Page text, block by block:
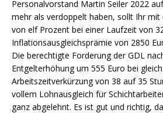
Personalvorstand Martin Seiler 2022
mehr als verdoppelt haben, sollt Ihr
von elf Prozent bei einer Laufzeit von
Inflationsausgleichsprämie von 2850
Die berechtigte Forderung der GDL
Entgelterhöhung um 555 Euro bei
Arbeitszeitverkürzung von 38 auf 35
vollem Lohnausgleich für
ganz abgelehnt. Es ist gut und richtig,